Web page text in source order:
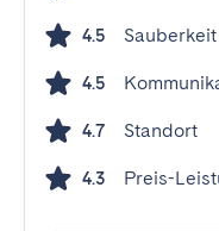
4.5 Sauberkeit
4.5
4.7 Standort
4.3 Preis-